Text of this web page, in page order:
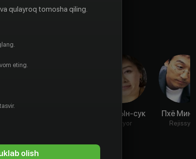
Сону Ын-сук
Aktyor
Пхё
Rejissyor
qulayroq tomosha qiling.
eting.
olish